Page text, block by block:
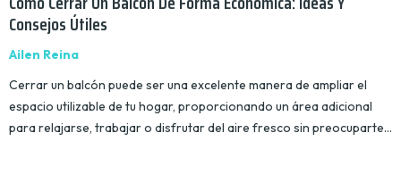
Consejos Útiles
Ailen Reina
Cerrar un balcón puede ser una excelente manera de ampliar el
espacio utilizable de tu hogar, proporcionando un área adicional
para relajarse, trabajar o disfrutar del aire fresco sin preocuparte…